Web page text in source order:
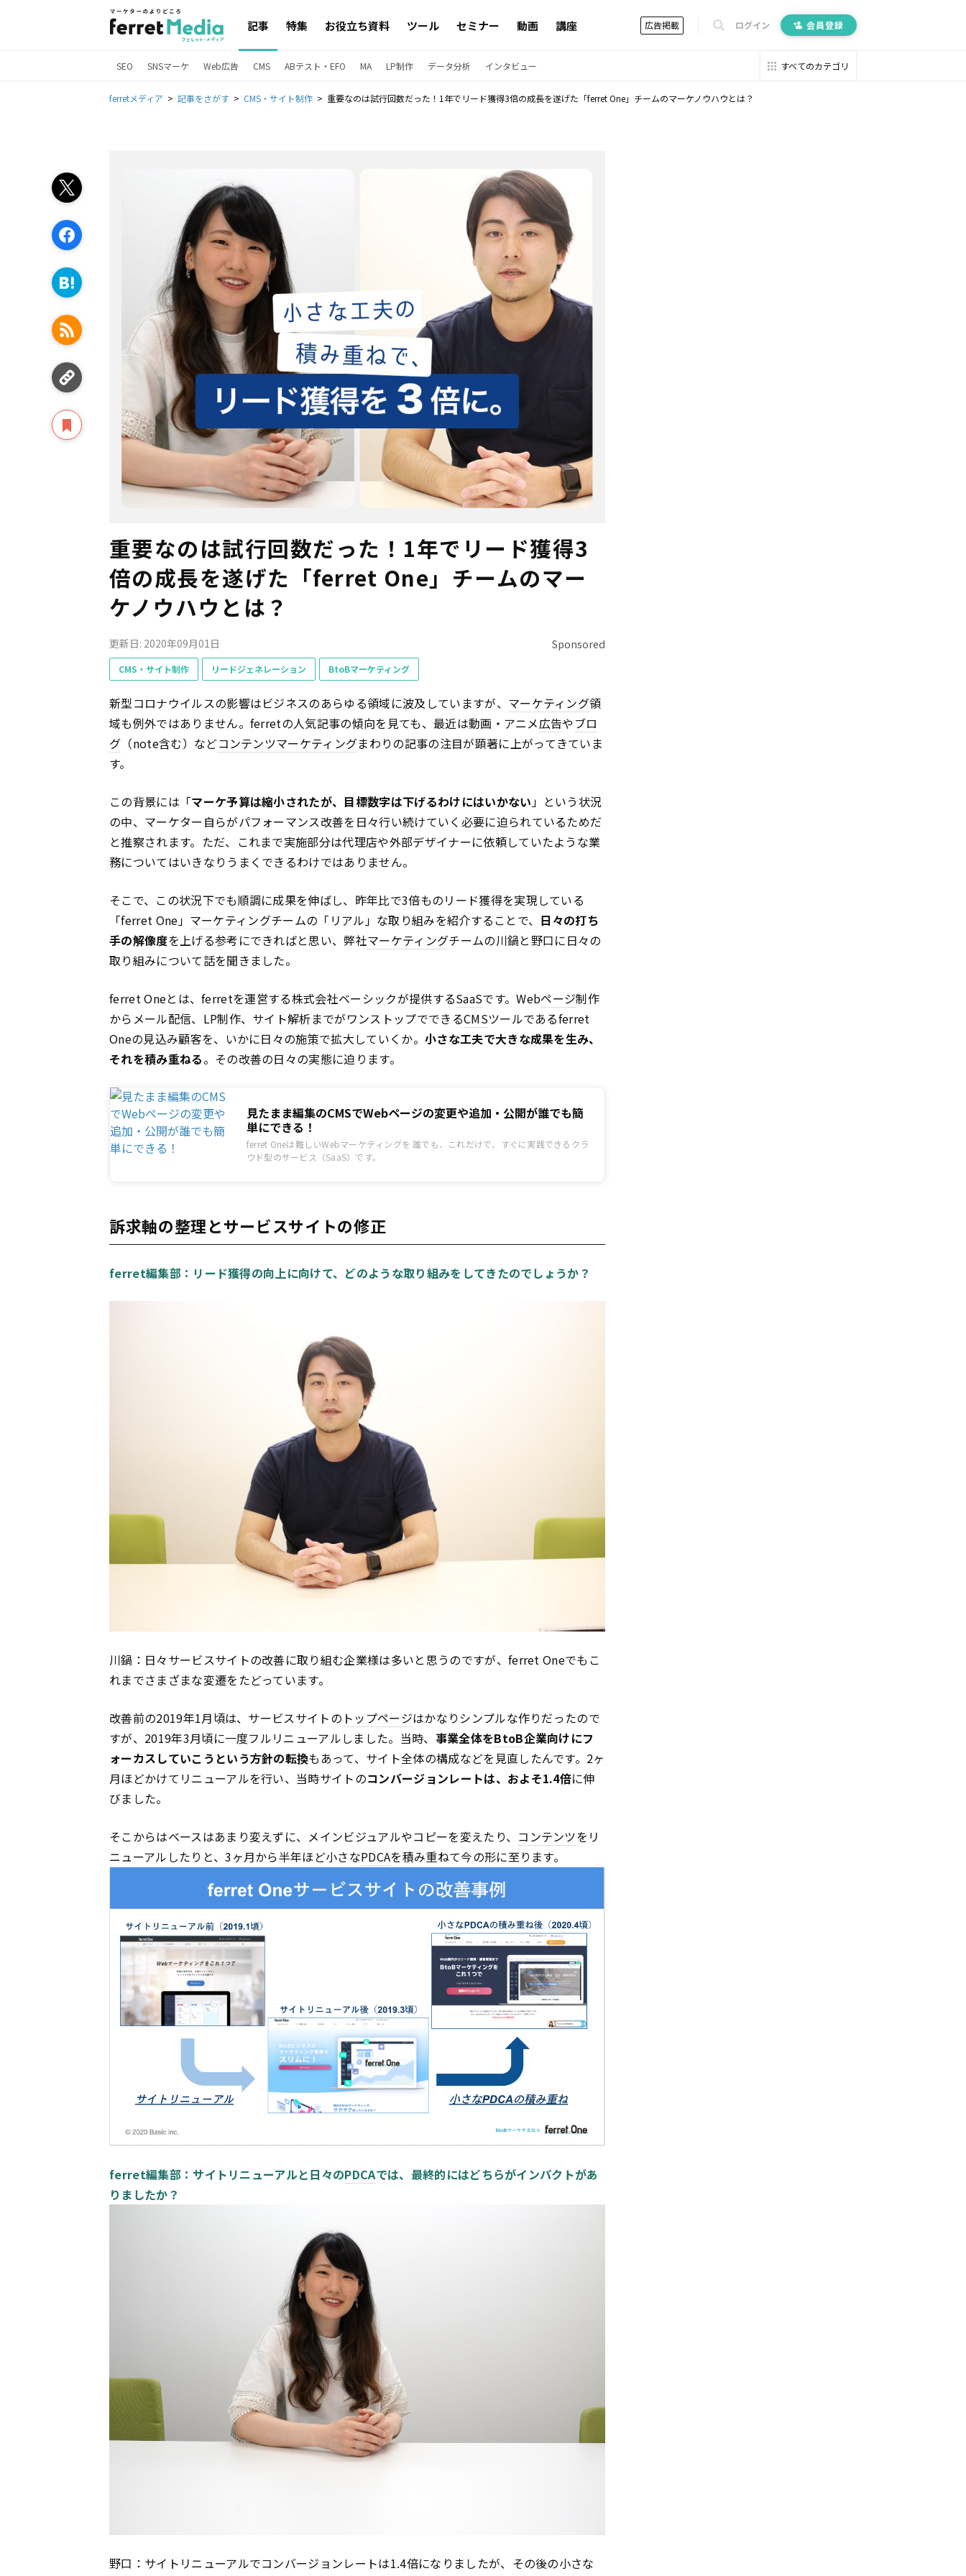
記事 特集 お役立ち資料 ツール セミナー 動画 講座 広告掲載 ログイン 会員登録
SEO SNSマーケ Web広告 CMS ABテスト・EFO MA LP制作 データ分析 インタビュー すべてのカテゴリ
ferretメディア 記事をさがす CMS・サイト制作 重要なのは試行回数だった！1年でリード獲得3倍の成長を遂げた「ferret One」チームのマーケノウハウとは？
重要なのは試行回数だった！1年でリード獲得3
倍の成長を遂げた「ferret One」チームのマー
ケノウハウとは？
Sponsored
更新日: 2020年09月01日
CMS・サイト制作 リードジェネレーション BtoBマーケティング
新型コロナウイルスの影響はビジネスのあらゆる領域に波及していますが、 マーケティング領
域も例外ではありません。ferretの人気記事の傾向を見ても、最近は動画・アニメ広告やブロ
グ （note含む）などコンテンツマーケティングまわりの記事の注目が顕著に上がってきていま
す。
この背景には「マーケ予算は縮小されたが、目標数字は下げるわけにはいかない」という状況
の中、マーケター自らがパフォーマンス改善を日々行い続けていく必要に迫られているためだ
と推察されます。ただ、これまで実施部分は代理店や外部デザイナーに依頼していたような業
務についてはいきなりうまくできるわけではありません。
そこで、この状況下でも順調に成果を伸ばし、昨年比で3倍ものリード獲得を実現している
「ferret One」 マーケティングチームの「リアル」な取り組みを紹介することで、 日々の打ち
手の解像度を上げる参考にできればと思い、弊社マーケティングチームの川鍋と野口に日々の
取り組みについて話を聞きました。
ferret Oneとは、ferretを運営する株式会社ベーシックが提供するSaaSです。Webページ制作
からメール配信、LP制作、サイト解析までがワンストップでできるCMSツールであるferret
Oneの見込み顧客を、いかに日々の施策で拡大していくか。 小さな工夫で大きな成果を生み、
それを積み重ねる。その改善の日々の実態に迫ります。
見たまま編集のCMSでWebページの変更や追加・公開が誰でも簡
単にできる！
ferret Oneは難しいWebマーケティングを 誰でも、これだけで、すぐに実践できるクラ
ウド型のサービス（SaaS）です。
訴求軸の整理とサービスサイトの修正
ferret編集部：リード獲得の向上に向けて、どのような取り組みをしてきたのでしょうか？
川鍋：日々サービスサイトの改善に取り組む企業様は多いと思うのですが、ferret Oneでもこ
れまでさまざまな変遷をたどっています。
改善前の2019年1月頃は、サービスサイトの トップページはかなりシンプルな作りだったので
すが、2019年3月頃に一度フルリニューアルしました。当時、 事業全体をBtoB企業向けにフ
ォーカスしていこうという方針の転換もあって、サイト全体の構成などを見直したんです。2ヶ
月ほどかけてリニューアルを行い、当時サイトのコンバージョンレートは、およそ1.4倍に伸
びました。
そこからはベースはあまり変えずに、メインビジュアルやコピーを変えたり、 コンテンツをリ
ニューアルしたりと、3ヶ月から半年ほど小さなPDCAを積み重ねて今の形に至ります。
ferret編集部：サイトリニューアルと日々のPDCAでは、最終的にはどちらがインパクトがあ
りましたか？
野口：サイトリニューアルでコンバージョンレートは1.4倍になりましたが、その後の小さな